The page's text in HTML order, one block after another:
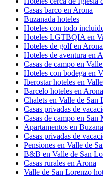
Casas barco en Arona
Buzanada hoteles
Hoteles con todo
Hoteles LGTBQIA en
Hoteles de golf en Arona
Hoteles de aventura en
Casas de campo en
Hoteles con bodega en
Iberostar hoteles en
Barcelo hoteles en Arona
Chalets en Valle de San
Casas privadas de
Casas de campo en San
Apartamentos en
Casas privadas de
Pensiones en Valle de
B&B en Valle de San
Casas rurales en Arona
Valle de San Lorenzo